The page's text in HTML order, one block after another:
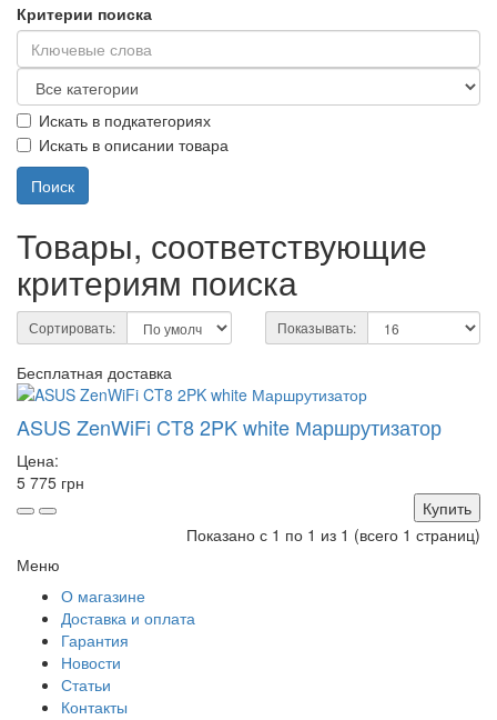
Критерии поиска
Искать в подкатегориях
Искать в описании товара
Товары, соответствующие
критериям поиска
Сортировать: Показывать:
Бесплатная доставка
ASUS ZenWiFi CT8 2PK white Маршрутизатор
Цена:
5 775 грн
Купить
Показано с 1 по 1 из 1 (всего 1 страниц)
Меню
О магазине
Доставка и оплата
Гарантия
Новости
Статьи
Контакты